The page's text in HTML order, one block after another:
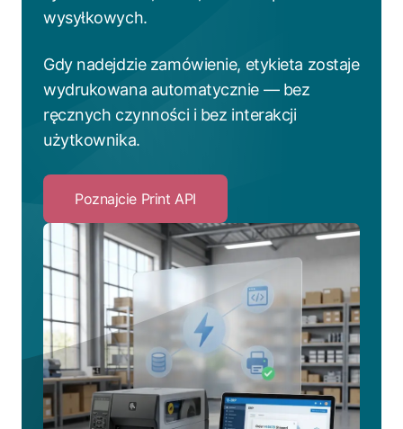
wysyłkowych.
Gdy nadejdzie zamówienie, etykieta zostaje
wydrukowana automatycznie — bez
ręcznych czynności i bez interakcji
użytkownika.
Poznajcie Print API
to
Poznajcie
Print